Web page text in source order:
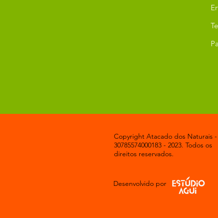
Copyright Atacado dos Naturais -
30785574000183 - 2023. Todos os
direitos reservados.
Desenvolvido por